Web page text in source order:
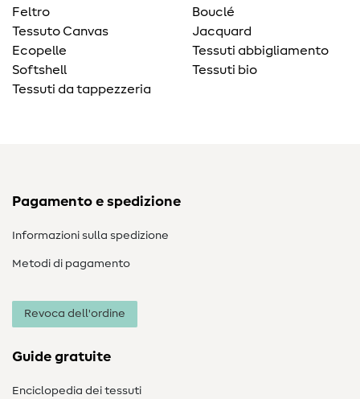
Feltro
Tessuto Canvas
Ecopelle
Softshell
Tessuti da tappezzeria
Bouclé
Jacquard
Tessuti abbigliamento
Tessuti bio
Pagamento e spedizione
Informazioni sulla spedizione
Metodi di pagamento
Revoca dell'ordine
Guide gratuite
Enciclopedia dei tessuti